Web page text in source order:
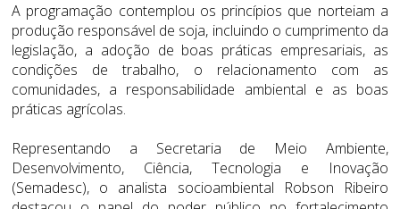
A programação contemplou os princípios que norteiam a
produção responsável de soja, incluindo o cumprimento da
legislação, a adoção de boas práticas empresariais, as
condições de trabalho, o relacionamento com as
comunidades, a responsabilidade ambiental e as boas
práticas agrícolas.
Representando a Secretaria de Meio Ambiente,
Desenvolvimento, Ciência, Tecnologia e Inovação
(Semadesc), o analista socioambiental Robson Ribeiro